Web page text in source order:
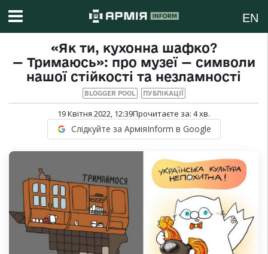
EN
«Як ти, кухонна шафко?
— Тримаюсь»: про музеї — символи
нашої стійкості та незламності
BLOGGER POOL ПУБЛІКАЦІЇ
19 Квітня 2022, 12:39Прочитаєте за: 4хв.
Слідкуйте за АрміяInform в Google